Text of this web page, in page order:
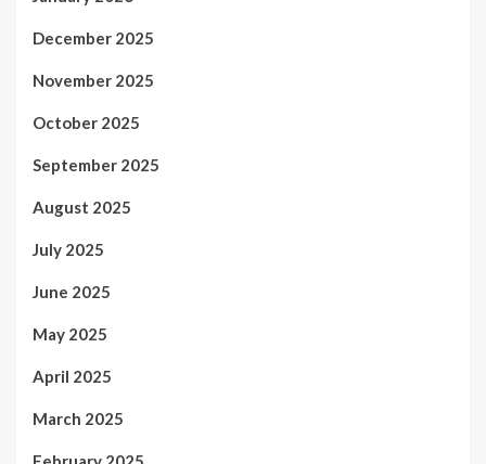
December 2025
November 2025
October 2025
September 2025
August 2025
July 2025
June 2025
May 2025
April 2025
March 2025